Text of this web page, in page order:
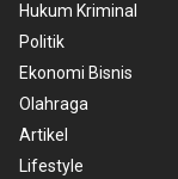
Hukum Kriminal
Politik
Ekonomi Bisnis
Olahraga
Artikel
Lifestyle